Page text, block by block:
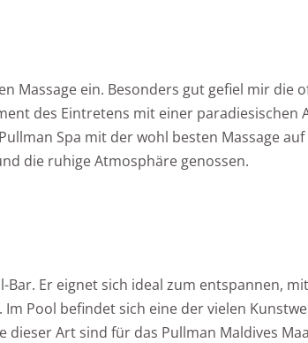
Massage ein. Besonders gut gefiel mir die
des Eintretens mit einer paradiesischen
Spa mit der wohl besten Massage auf
die ruhige Atmosphäre genossen.
Er eignet sich ideal zum entspannen, mit
Pool befindet sich eine der vielen
dieser Art sind für das Pullman Maldives